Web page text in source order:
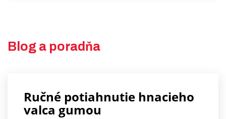
Blog a poradňa
Ručné potiahnutie hnacieho
valca gumou